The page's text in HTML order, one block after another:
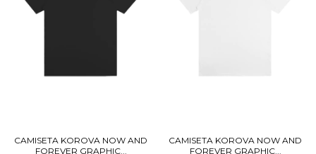
CAMISETA KOROVA NOW AND
FOREVER GRAPHIC...
CAMISETA KOROVA NOW AND
FOREVER GRAPHIC...